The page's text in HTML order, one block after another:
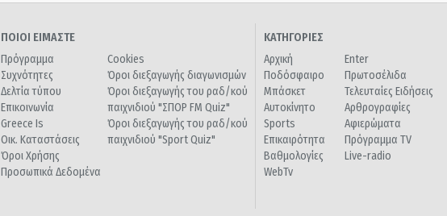
ΠΟΙΟΙ ΕΙΜΑΣΤΕ
Πρόγραμμα
Συχνότητες
Δελτία τύπου
Επικοινωνία
Greece Is
Οικ. Καταστάσεις
Όροι Χρήσης
Προσωπικά Δεδομένα
Cookies
Όροι διεξαγωγής διαγωνισμών
Όροι διεξαγωγής του ραδ/κού
παιχνιδιού "ΣΠΟΡ FM Quiz"
Όροι διεξαγωγής του ραδ/κού
παιχνιδιού "Sport Quiz"
ΚΑΤΗΓΟΡΙΕΣ
Αρχική
Ποδόσφαιρο
Μπάσκετ
Αυτοκίνητο
Sports
Επικαιρότητα
Βαθμολογίες
WebTv
Enter
Πρωτοσέλιδα
Τελευταίες Ειδήσεις
Αρθρογραφίες
Αφιερώματα
Πρόγραμμα TV
Live-radio